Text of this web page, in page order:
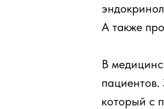
А также
В
который с